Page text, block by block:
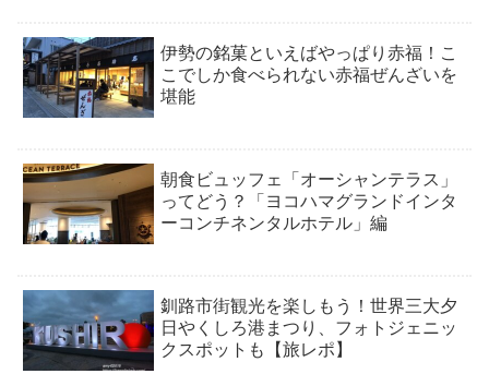
伊勢の銘菓といえばやっぱり赤福！こ
こでしか食べられない赤福ぜんざいを
堪能
朝食ビュッフェ「オーシャンテラス」
ってどう？「ヨコハマグランドインタ
ーコンチネンタルホテル」編
釧路市街観光を楽しもう！世界三大夕
日やくしろ港まつり、フォトジェニッ
クスポットも【旅レポ】